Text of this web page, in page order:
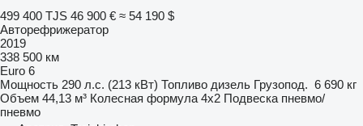
499 400 TJS 46 900 € ≈ 54 190 $
Авторефрижератор
2019
338 500 км
Euro 6
Мощность 290 л.с. (213 кВт) Топливо дизель Грузопод. 6 690 кг
Объем 44,13 м³ Колесная формула 4x2 Подвеска пневмо/
пневмо